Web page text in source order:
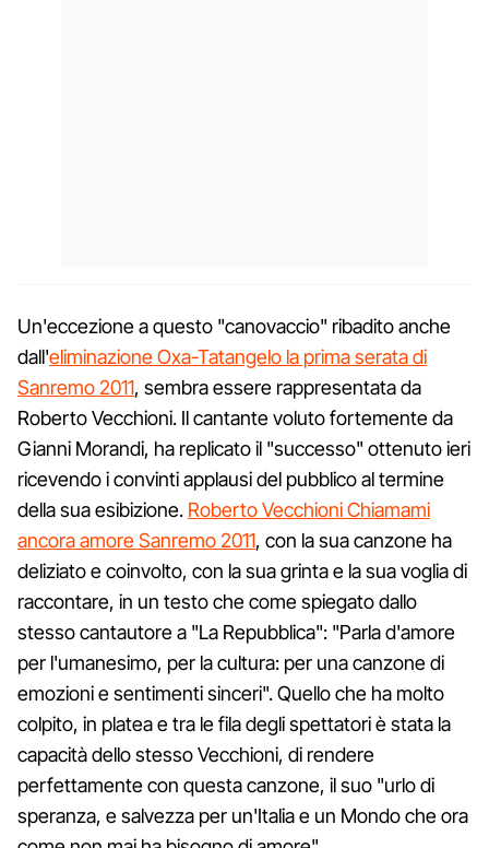
Un'eccezione a questo "canovaccio" ribadito anche
dall'eliminazione Oxa-Tatangelo la prima serata di
Sanremo 2011, sembra essere rappresentata da
Roberto Vecchioni. Il cantante voluto fortemente da
Gianni Morandi, ha replicato il "successo" ottenuto ieri
ricevendo i convinti applausi del pubblico al termine
della sua esibizione. Roberto Vecchioni Chiamami
ancora amore Sanremo 2011, con la sua canzone ha
deliziato e coinvolto, con la sua grinta e la sua voglia di
raccontare, in un testo che come spiegato dallo
stesso cantautore a "La Repubblica": "Parla d'amore
per l'umanesimo, per la cultura: per una canzone di
emozioni e sentimenti sinceri". Quello che ha molto
colpito, in platea e tra le fila degli spettatori è stata la
capacità dello stesso Vecchioni, di rendere
perfettamente con questa canzone, il suo "urlo di
speranza, e salvezza per un'Italia e un Mondo che ora